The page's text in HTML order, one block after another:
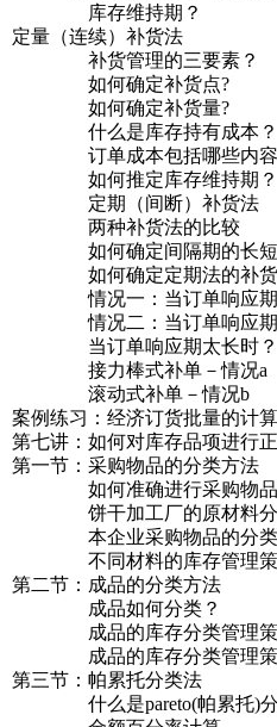
库存维持
定量（连续）补货法
补货管理的三要素？
如何确定补货点?
如何确定补货量?
什么是库存持有成本？
订单成本包括哪些内容
如何推定库存维持期？
定期（间断）补货法
两种补货法的比较
如何确定间隔期的长短
如何确定定期法的补货
情况一：当订单响应期
情况二：当订单响应期
当订单响应期太长时？
接力棒式补单－情况a
滚动式补单－情
案例练习：经济订货批量的计算
第七讲：如何对库存品项进行
第一节：采购物品的分类方法
如何准确进行采购物品
饼干加工厂的原材料分
本企业采购物品的分类
不同材料的库存管理策
第二节：成品的分类方法
成品如何分类？
成品的库存分类管理策
成品的库存分类管理策
第三节：帕累托分类法
什么是pareto(帕累托)分